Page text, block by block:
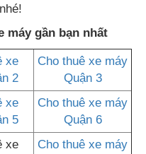
máy gần bạn nhất
xe
2
Cho thuê xe máy
Quận 3
xe
5
Cho thuê xe máy
Quận 6
xe
Cho thuê xe máy